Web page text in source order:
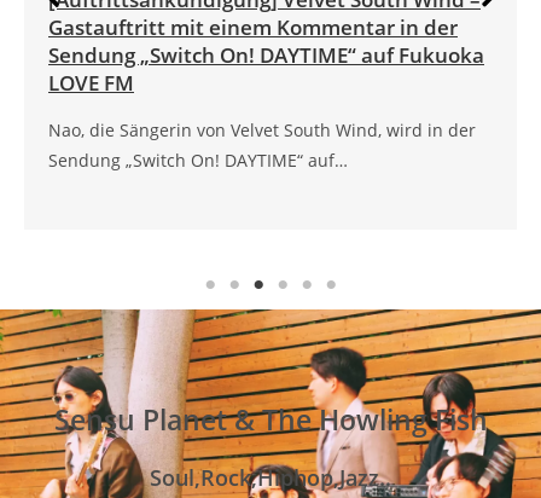
Neon on My Lips „Neon on My Lips“ ist ab sofort
erhältlich. Text: NaoMusik: Nao,…
Sensu Planet & The Howling Fish
Soul,Rock,Hiphop,Jazz..